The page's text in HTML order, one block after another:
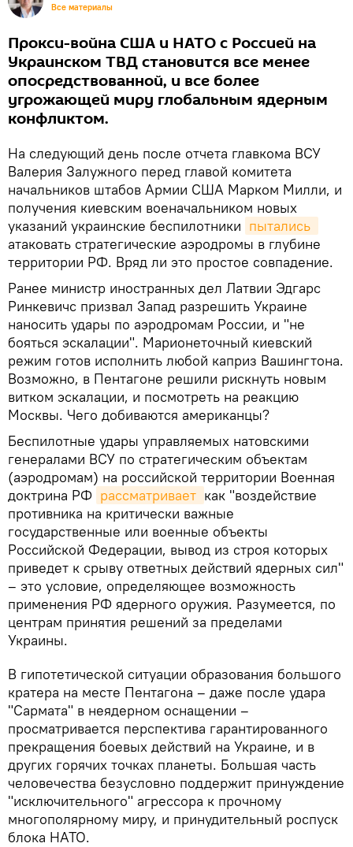
Все материалы
Прокси-война США и НАТО с Россией на
Украинском ТВД становится все менее
опосредствованной, и все более
угрожающей миру глобальным ядерным
конфликтом.
На следующий день после отчета главкома ВСУ
Валерия Залужного перед главой комитета
начальников штабов Армии США Марком Милли, и
получения киевским военачальником новых
указаний украинские беспилотники
атаковать стратегические аэродромы в глубине
территории РФ. Вряд ли это простое совпадение.
Ранее министр иностранных дел Латвии Эдгарс
Ринкевичс призвал Запад разрешить Украине
наносить удары по аэродромам России, и "не
бояться эскалации". Марионеточный киевский
режим готов исполнить любой каприз Вашингтона.
Возможно, в Пентагоне решили рискнуть новым
витком эскалации, и посмотреть на реакцию
Москвы. Чего добиваются американцы?
Беспилотные удары управляемых натовскими
генералами ВСУ по стратегическим объектам
(аэродромам) на российской территории Военная
доктрина РФ рассматривает как "воздействие
противника на критически важные
государственные или военные объекты
Российской Федерации, вывод из строя которых
приведет к срыву ответных действий ядерных сил"
– это условие, определяющее возможность
применения РФ ядерного оружия. Разумеется, по
центрам принятия решений за пределами
Украины.
В гипотетической ситуации образования большого
кратера на месте Пентагона – даже после удара
"Сармата" в неядерном оснащении –
просматривается перспектива гарантированного
прекращения боевых действий на Украине, и в
других горячих точках планеты. Большая часть
человечества безусловно поддержит принуждение
"исключительного" агрессора к прочному
многополярному миру, и принудительный роспуск
блока НАТО.